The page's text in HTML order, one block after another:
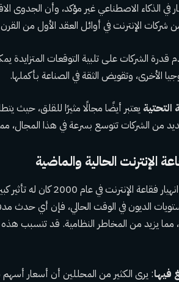
في الذكاء الاصطناعي غير مؤكد، وأن الجدوى
الإنترنت في أوائل العقد الأول من
قدرة الشركات على تلبية التوقعات المتزايدة
الأخرى، وتقويض الثقة في الصناعة بأكملها.
التحتية يعتبر أيضًا مجالًا مثيرًا للقلق، حيث
من الشركات تتوسع بسرعة في هذا المجال،
الإنترنت الحالية والماضية
يشير زاندي إلى أن
الديون في الوقت الحالي، فإن أي حدث
مما يزيد من المخاطر النظامية. قد تتسبب
فيها: يرى الكثير من المحللين أن أسعار